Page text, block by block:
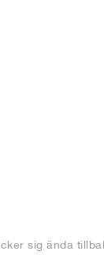
sig ända